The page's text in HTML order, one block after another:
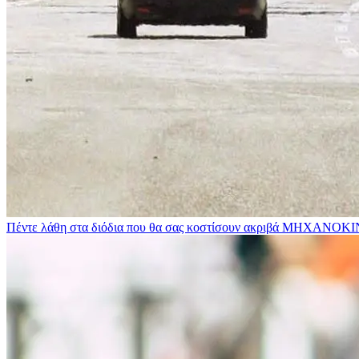
Πέντε λάθη στα διόδια που θα σας κοστίσουν ακριβά